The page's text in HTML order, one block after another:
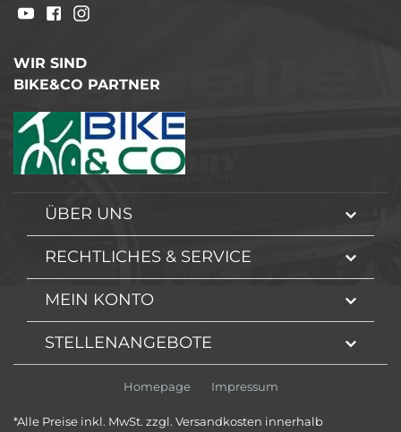
WIR SIND
BIKE&CO PARTNER
ÜBER UNS
RECHTLICHES & SERVICE
MEIN KONTO
STELLENANGEBOTE
Homepage Impressum
*Alle Preise inkl. MwSt. zzgl. Versandkosten innerhalb